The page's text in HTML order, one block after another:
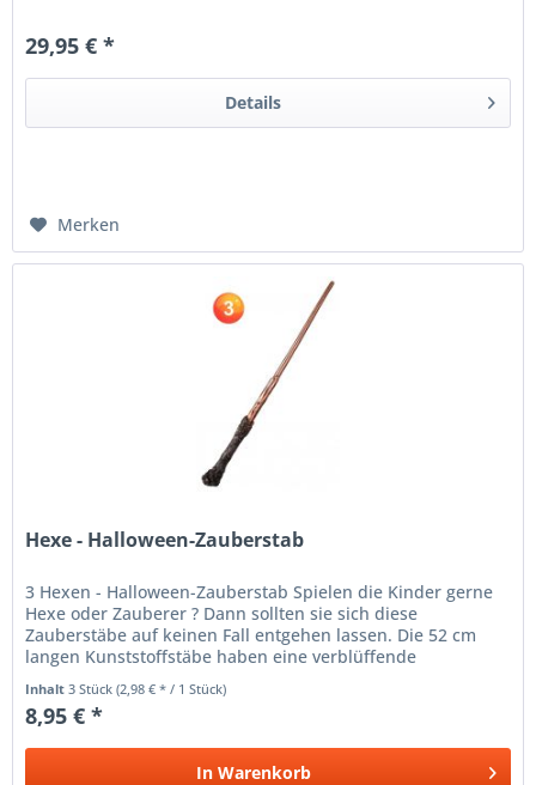
29,95 € *
Details
Merken
Hexe - Halloween-Zauberstab
3 Hexen - Halloween-Zauberstab Spielen die Kinder gerne
Hexe oder Zauberer ? Dann sollten sie sich diese
Zauberstäbe auf keinen Fall entgehen lassen. Die 52 cm
langen Kunststoffstäbe haben eine verblüffende
Inhalt3 Stück(2,98 € * / 1 Stück)
8,95 € *
In Warenkorb